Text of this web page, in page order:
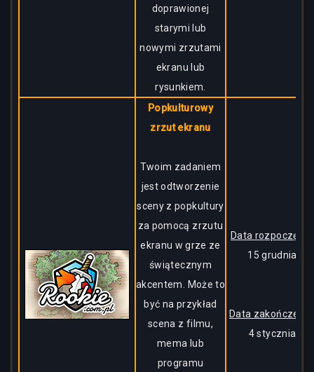
doprawionej
starymi lub
nowymi zrzutami
ekranu lub
rysunkiem.
Popkulturowy
zrzut ekranu
Twoim zadaniem
jest odtworzenie
sceny z popkultury
za pomocą zrzutu
ekranu w grze ze
świątecznym
akcentem. Może to
być na przykład
scena z filmu,
mema lub
programu
Data rozpoczęcia:
15 grudnia
Data
4 stycznia